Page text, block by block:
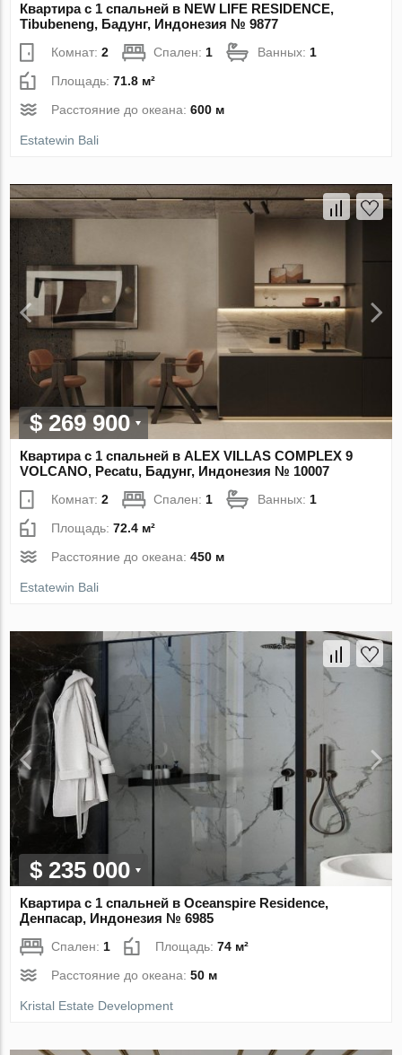
Квартира с 1 спальней в NEW LIFE RESIDENCE,
Tibubeneng, Бадунг, Индонезия № 9877
Комнат:2 Спален:1 Ванных:1
Площадь:71.8 м²
Расстояние до океана:600 м
Estatewin Bali
$ 269 900
Квартира с 1 спальней в ALEX VILLAS COMPLEХ 9
VOLCANO, Pecatu, Бадунг, Индонезия № 10007
Комнат:2 Спален: 1 Ванных: 1
Площадь:72.4 м²
Расстояние до океана:450 м
Estatewin Bali
$ 235 000
Квартира с 1 спальней в Oceanspire Residence,
Денпасар, Индонезия № 6985
Спален: 1 Площадь:74 м²
Расстояние до океана:50 м
Kristal Estate Development